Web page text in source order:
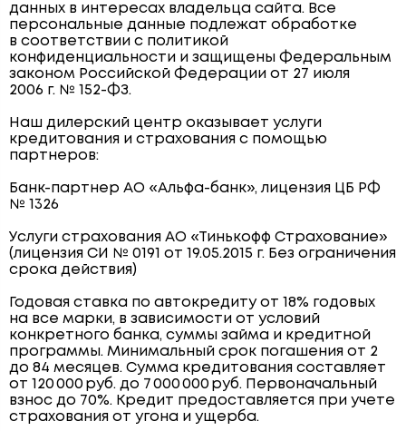
данных в интересах владельца сайта. Все
персональные данные подлежат обработке
в соответствии с политикой
конфиденциальности и защищены Федеральным
законом Российской Федерации от 27 июля
2006 г. № 152-ФЗ.
Наш дилерский центр оказывает услуги
кредитования и страхования с помощью
партнеров:
Банк-партнер АО «Альфа-банк», лицензия ЦБ РФ
№ 1326
Услуги страхования АО «Тинькофф Страхование»
(лицензия СИ № 0191 от 19.05.2015 г. Без ограничения
срока действия)
Годовая ставка по автокредиту от 18% годовых
на все марки, в зависимости от условий
конкретного банка, суммы займа и кредитной
программы. Минимальный срок погашения от 2
до 84 месяцев. Сумма кредитования составляет
от 120 000 руб. до 7 000 000 руб. Первоначальный
взнос до 70%. Кредит предоставляется при учете
страхования от угона и ущерба.